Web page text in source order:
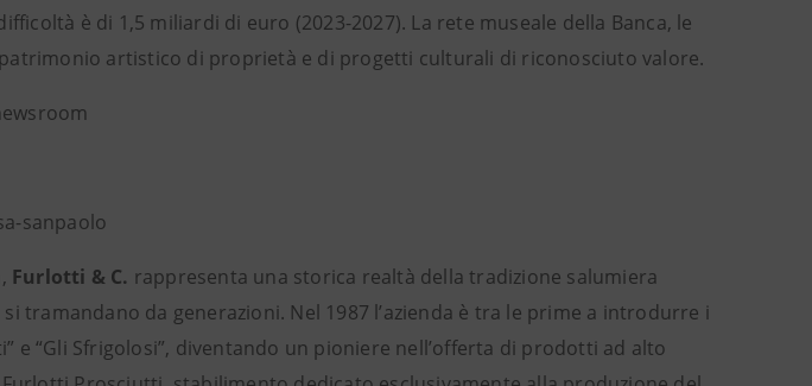
è di 1,5 miliardi di euro (2023-2027). La rete museale della Banca, le
patrimonio artistico di proprietà e di progetti culturali di riconosciuto valore.
sanpaolo
Furlotti & C. rappresenta una storica realtà della tradizione salumiera
tramandano da generazioni. Nel 1987 l’azienda è tra le prime a introdurre i
e “Gli Sfrigolosi”, diventando un pioniere nell’offerta di prodotti ad alto